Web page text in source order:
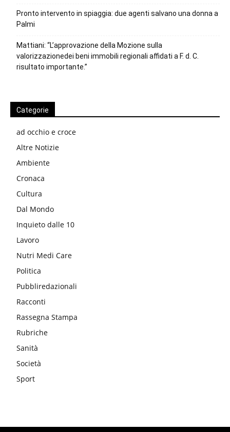
Pronto intervento in spiaggia: due agenti salvano una donna a
Palmi
Mattiani: “L’approvazione della Mozione sulla
valorizzazionedei beni immobili regionali affidati a F. d. C.
risultato importante.”
Categorie
ad occhio e croce
Altre Notizie
Ambiente
Cronaca
Cultura
Dal Mondo
Inquieto dalle 10
Lavoro
Nutri Medi Care
Politica
Pubbliredazionali
Racconti
Rassegna Stampa
Rubriche
Sanità
Società
Sport